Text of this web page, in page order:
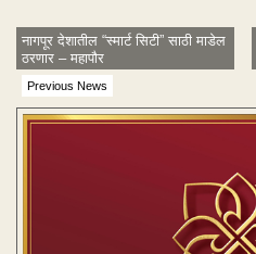
Previous News
नागपूर देशातील “स्मार्ट सिटी” साठी माडेल
ठरणार – महापौर